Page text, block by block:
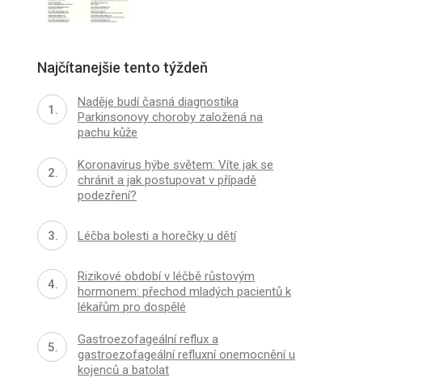
Najčítanejšie tento týždeň
Naděje budí časná diagnostika
Parkinsonovy choroby založená na
pachu kůže
Koronavirus hýbe světem: Víte jak se
chránit a jak postupovat v případě
podezření?
Léčba bolesti a horečky u dětí
Rizikové období v léčbě růstovým
hormonem: přechod mladých pacientů k
lékařům pro dospělé
Gastroezofageální reflux a
gastroezofageální refluxní onemocnění u
kojenců a batolat